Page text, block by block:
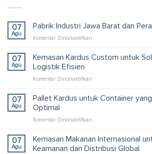
07
Agu
Pabrik Industri Jawa Barat dan
Komentar Dinonaktifkan
Industri
Logistik
07
Agu
Kemasan Kardus Custom untuk
Logistik Efisien
Komentar Dinonaktifkan
Kardus
dan
Logistik
07
Agu
Pallet Kardus untuk Container
Optimal
Komentar Dinonaktifkan
Kardus
untuk
07
Agu
Kemasan Makanan Internasional
Keamanan dan Distribusi Global